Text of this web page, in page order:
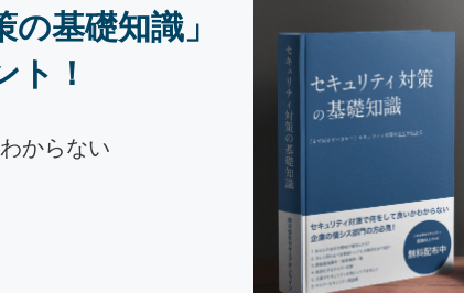
基礎知識」
ト！
からない